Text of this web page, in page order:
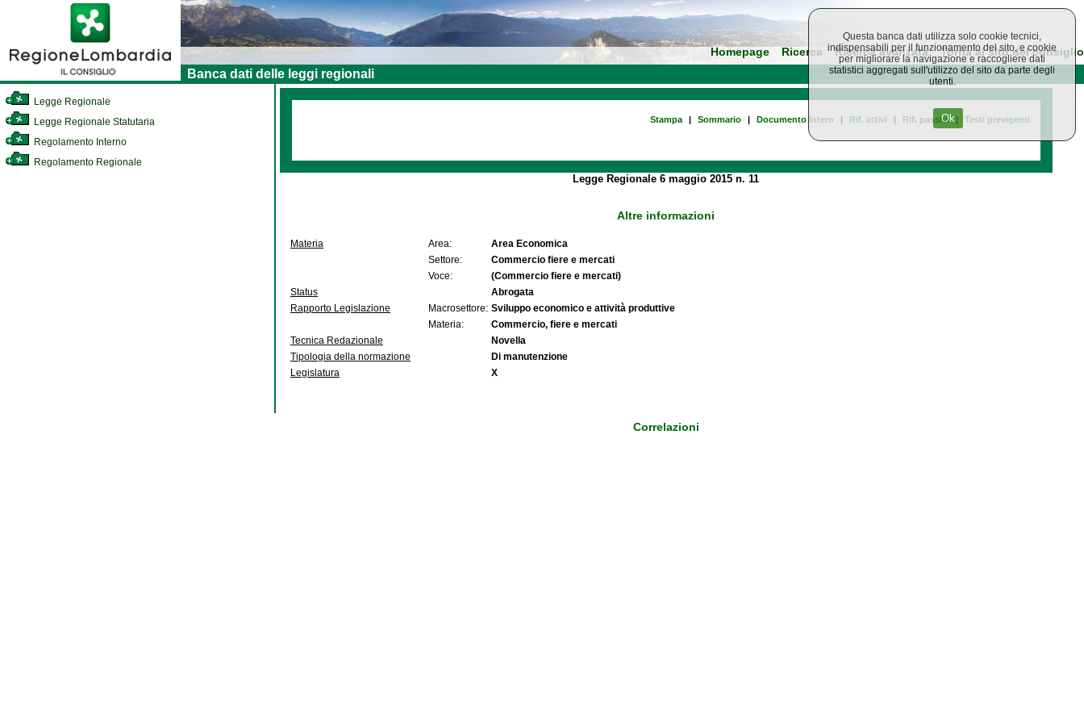
Homepage Ricerca Ricerca avanzata Torna al sito del consiglio
Banca dati delle leggi regionali
Legge Regionale
Legge Regionale Statutaria
Regolamento Interno
Regolamento Regionale
Stampa | Sommario | Documento Intero | Rif. attivi | Rif. passivi | Testi previgenti
Legge Regionale 6 maggio 2015 n. 11
Altre informazioni
Materia Area:
Area Economica
Settore:
Commercio fiere e mercati
Voce:
(Commercio fiere e mercati)
Status
Abrogata
Rapporto Legislazione
Macrosettore: Sviluppo economico e attività produttive
Materia:
Commercio, fiere e mercati
Tecnica Redazionale
Novella
Tipologia della normazione
Di manutenzione
Legislatura
X
Correlazioni
Questa banca dati utilizza solo cookie tecnici,
indispensabili per il funzionamento del sito, e cookie
per migliorare la navigazione e raccogliere dati
statistici aggregati sull'utilizzo del sito da parte degli
utenti.
Ok